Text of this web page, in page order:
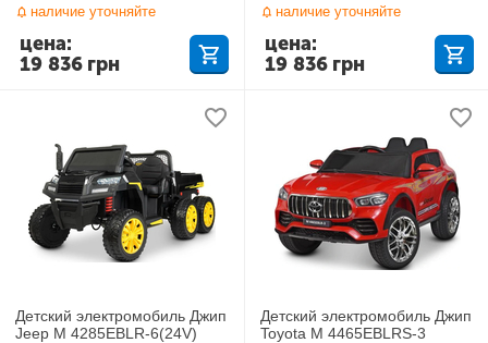
наличие уточняйте
19 836 грн
цена:
наличие уточняйте
19 836 грн
цена:
Детский электромобиль Джип
Jeep M 4285EBLR-6(24V)
Детский электромобиль Джип
Toyota M 4465EBLRS-3